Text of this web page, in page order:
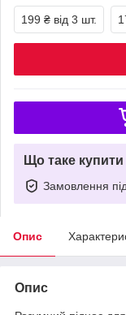
199 ₴ від 3 шт.
Що таке
Замовлення
Опис
Опис